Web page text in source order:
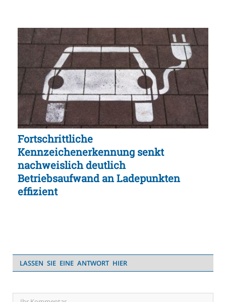
Fortschrittliche
Kennzeichenerkennung senkt
nachweislich deutlich
Betriebsaufwand an Ladepunkten
effizient
LASSEN SIE EINE ANTWORT HIER